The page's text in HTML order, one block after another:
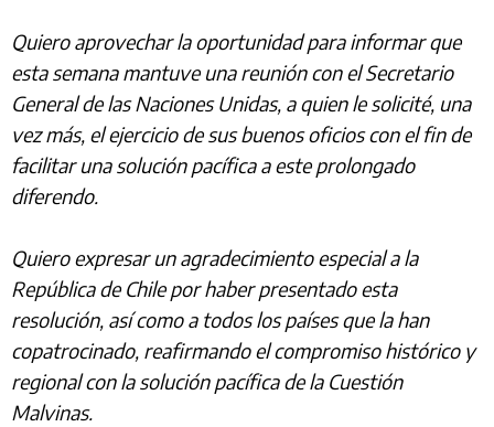
Quiero aprovechar la oportunidad para informar que
esta semana mantuve una reunión con el Secretario
General de las Naciones Unidas, a quien le solicité, una
vez más, el ejercicio de sus buenos oficios con el fin de
facilitar una solución pacífica a este prolongado
diferendo.
Quiero expresar un agradecimiento especial a la
República de Chile por haber presentado esta
resolución, así como a todos los países que la han
copatrocinado, reafirmando el compromiso histórico y
regional con la solución pacífica de la Cuestión
Malvinas.